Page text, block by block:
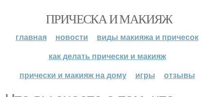
ПРИЧЕСКА И МАКИЯЖ
главная новости
виды макияжа и причесок
как делать прически и макияж
прически и макияж на дому
игры отзывы